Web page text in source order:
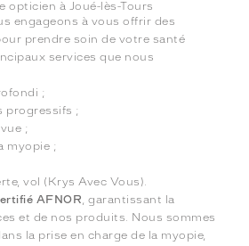
opticien à Joué-lès-Tours
engageons à vous offrir des
prendre soin de votre santé
services que nous
;
progressifs ;
;
myopie ;
vol (Krys Avec Vous).
AFNOR, garantissant la
et de nos produits. Nous sommes
la prise en charge de la myopie,